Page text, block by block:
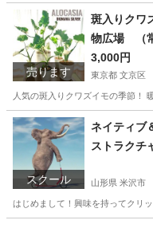
愛知 岡崎市 英会話
売ります
斑入りクワ
物広場 （
3,000円
東京都 文京区
人気の斑入りクワズイモの季節！
東京 文京区 インテリア
インテリア雑貨/小物 斑入り
スクール
ネイティブ
ストラクチ
山形県 米沢市
はじめまして！興味を持ってクリ